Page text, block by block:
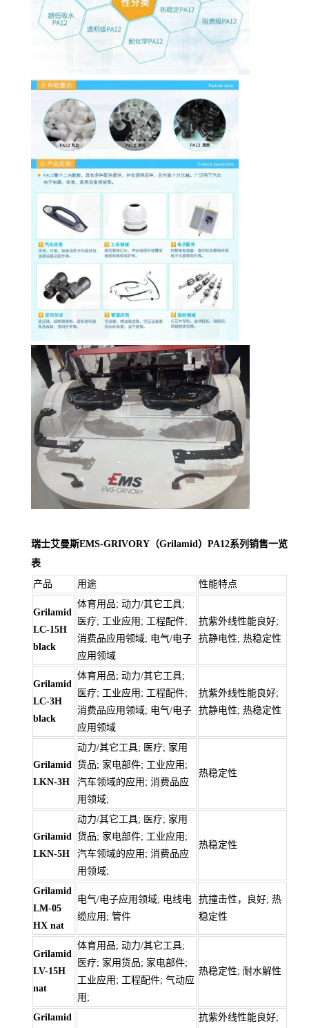
瑞士艾曼斯EMS-GRIVORY（Grilamid）PA12系列销售一览
表
产品
用途 性能特点
Grilamid
LC-15H
black
体育用品; 动力/其它工具;
医疗; 工业应用; 工程配件;
消费品应用领域; 电气/电子
应用领域
抗紫外线性能良好;
抗静电性; 热稳定性
Grilamid
LC-3H
black
体育用品; 动力/其它工具;
医疗; 工业应用; 工程配件;
消费品应用领域; 电气/电子
应用领域
抗紫外线性能良好;
抗静电性; 热稳定性
Grilamid
LKN-3H
动力/其它工具; 医疗; 家用
货品; 家电部件; 工业应用;
汽车领域的应用; 消费品应
用领域;
热稳定性
Grilamid
LKN-5H
动力/其它工具; 医疗; 家用
货品; 家电部件; 工业应用;
汽车领域的应用; 消费品应
用领域;
热稳定性
Grilamid
LM-05
HX nat
电气/电子应用领域; 电线电
缆应用; 管件
抗撞击性，良好; 热
稳定性
Grilamid
LV-15H
nat
体育用品; 动力/其它工具;
医疗; 家用货品; 家电部件;
工业应用; 工程配件; 气动应
用;
热稳定性; 耐水解性
Grilamid
抗紫外线性能良好;